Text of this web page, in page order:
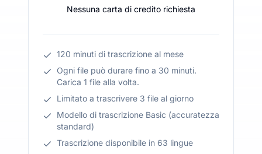
Nessuna carta di credito richiesta
120 minuti di trascrizione al mese
Ogni file può durare fino a 30 minuti.
Carica 1 file alla volta.
Limitato a trascrivere 3 file al giorno
Modello di trascrizione Basic (accuratezza
standard)
Trascrizione disponibile in 63 lingue